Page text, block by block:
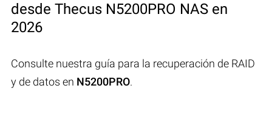
desde Thecus N5200PRO NAS en
2026
Consulte nuestra guía para la recuperación de RAID
y de datos en N5200PRO.